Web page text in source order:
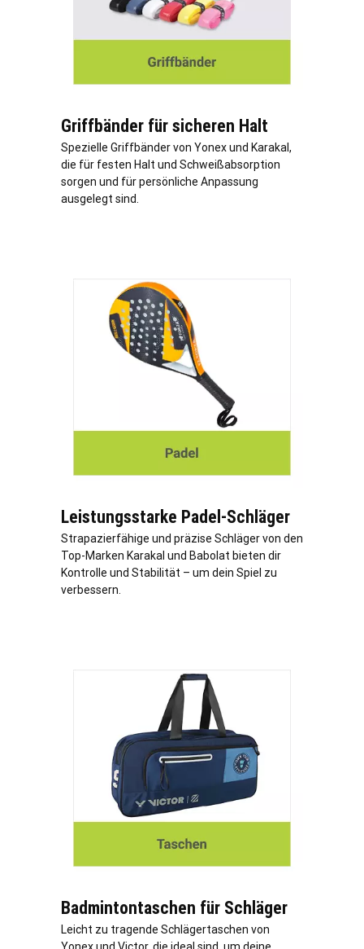
Griffbänder für sicheren Halt
Spezielle Griffbänder von Yonex und Karakal,
die für festen Halt und Schweißabsorption
sorgen und für persönliche Anpassung
ausgelegt sind.
Leistungsstarke Padel-Schläger
Strapazierfähige und präzise Schläger von den
Top-Marken Karakal und Babolat bieten dir
Kontrolle und Stabilität – um dein Spiel zu
verbessern.
Badmintontaschen für Schläger
Leicht zu tragende Schlägertaschen von